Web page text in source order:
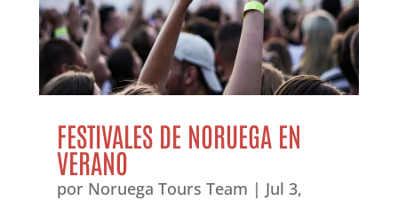
FESTIVALES DE NORUEGA EN
VERANO
por Noruega Tours Team | Jul 3,